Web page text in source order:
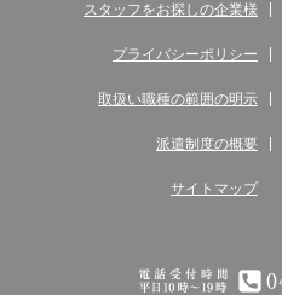
スタッフをお探しの企業様
プライバシーポリシー
取扱い職種の範囲の明示
派遣制度の概要
サイトマップ